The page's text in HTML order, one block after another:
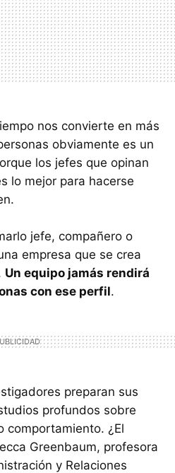
nos convierte en más
obviamente es un
los jefes que opinan
lo mejor para hacerse
jefe, compañero o
empresa que se crea
Un equipo jamás rendirá
con ese perfil.
preparan sus
profundos sobre
comportamiento. ¿El
Greenbaum, profesora
y Relaciones